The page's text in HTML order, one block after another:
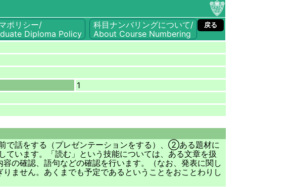
ポリシー/
Diploma Policy
科目ナンバリングについて/
About Course Numbering
戻る
1
で話をする（プレゼンテーションをする）、②ある題材に
います。「読む」という技能については、ある文章を扱
の確認、語句などの確認を行います。（なお、発表に関し
ません。あくまでも予定であるということをおことわりし